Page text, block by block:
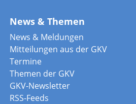
News & Themen
News & Meldungen
Mitteilungen aus der GKV
Termine
Themen der GKV
GKV-Newsletter
RSS-Feeds